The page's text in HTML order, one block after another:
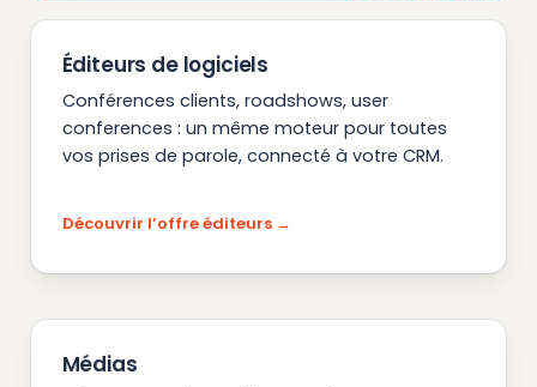
Éditeurs de logiciels
Conférences clients, roadshows, user
conferences : un même moteur pour toutes
vos prises de parole, connecté à votre CRM.
Découvrir l’offre éditeurs
Médias